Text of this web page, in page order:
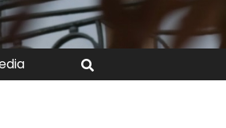
Bilatu